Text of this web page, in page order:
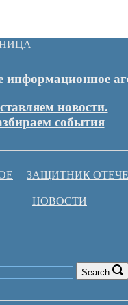
информационное
новости.
события
ЗАЩИТНИК
НОВОСТИ
Search